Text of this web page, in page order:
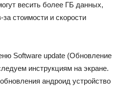
весить более ГБ данных,
стоимости и скорости
Software update (Обновление
инструкциям на экране.
андроид устройство